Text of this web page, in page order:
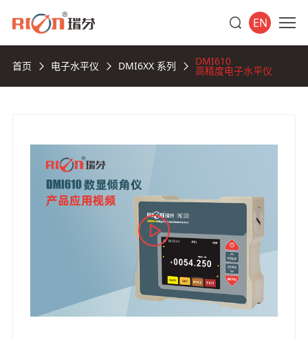
EN
首页 电子水平仪 DMI6XX 系列 DMI610
高精度电子水平仪